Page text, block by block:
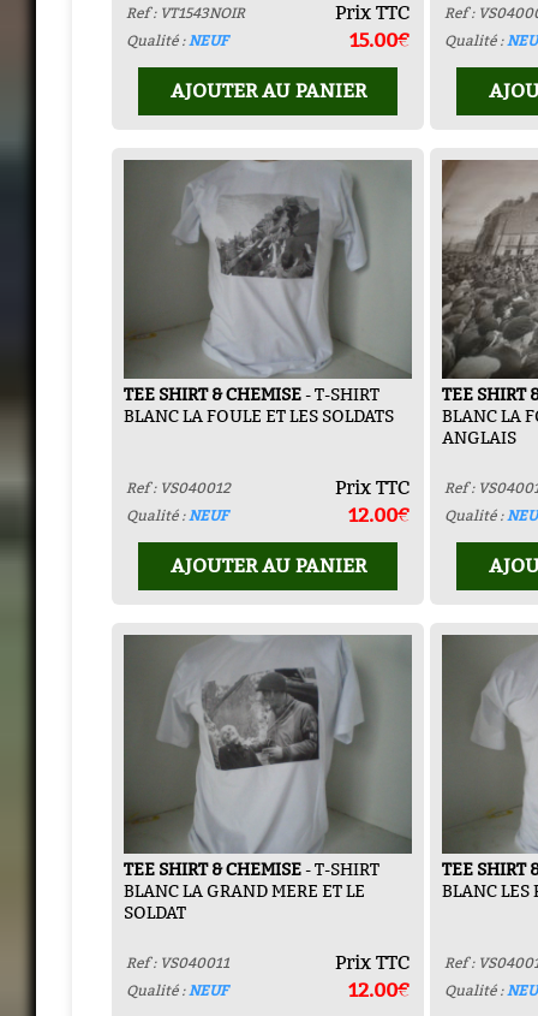
Ref : VT1543NOIR Prix TTC
Qualité :NEUF 15.00€
AJOUTER AU PANIER
Ref :
Qualité :
TEE SHIRT & CHEMISE- T-SHIRT
BLANC LA FOULE ET LES SOLDATS
Ref : VS040012 Prix TTC
Qualité :NEUF 12.00€
AJOUTER AU PANIER
TEE SHIRT
BLANC LA
ANGLAIS
Ref :
Qualité :
TEE SHIRT & CHEMISE- T-SHIRT
BLANC LA GRAND MERE ET LE
SOLDAT
Ref : VS040011 Prix TTC
Qualité :NEUF 12.00€
TEE SHIRT
BLANC LES
Ref :
Qualité :